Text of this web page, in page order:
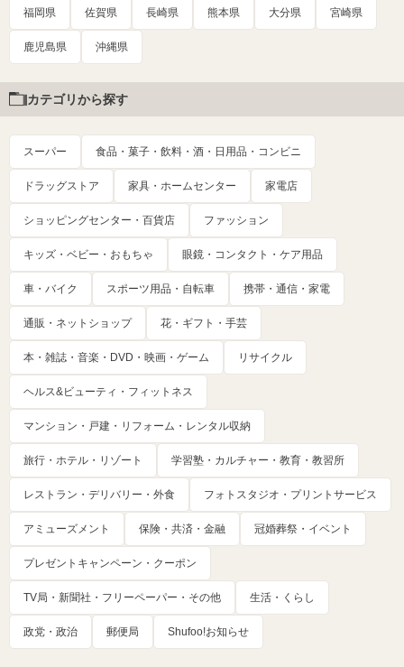
福岡県 佐賀県 長崎県 熊本県 大分県 宮崎県
鹿児島県 沖縄県
カテゴリから探す
スーパー 食品・菓子・飲料・酒・日用品・コンビニ
ドラッグストア 家具・ホームセンター 家電店
ショッピングセンター・百貨店 ファッション
キッズ・ベビー・おもちゃ 眼鏡・コンタクト・ケア用品
車・バイク スポーツ用品・自転車 携帯・通信・家電
通販・ネットショップ 花・ギフト・手芸
本・雑誌・音楽・DVD・映画・ゲーム リサイクル
ヘルス&ビューティ・フィットネス
マンション・戸建・リフォーム・レンタル収納
旅行・ホテル・リゾート 学習塾・カルチャー・教育・教習所
レストラン・デリバリー・外食 フォトスタジオ・プリントサービス
アミューズメント 保険・共済・金融 冠婚葬祭・イベント
プレゼントキャンペーン・クーポン
TV局・新聞社・フリーペーパー・その他 生活・くらし
政党・政治 郵便局 Shufoo!お知らせ